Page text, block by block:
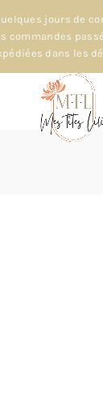
jours de
commandes
dans les